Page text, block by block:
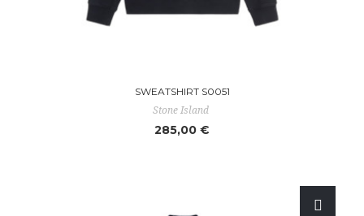
SWEATSHIRT S0051
Stone Island
285,00 €